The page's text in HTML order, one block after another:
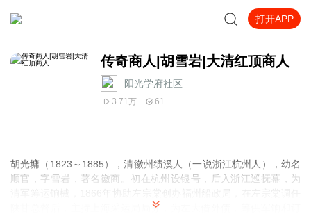
打开APP
传奇商人|胡雪岩|大清红顶商人
阳光学府社区
3.71万 61
胡光墉（1823～1885），清徽州绩溪人（一说浙江杭州人），幼名
顺官，字雪岩，著名徽商。初在杭州设银号，后入浙江巡抚幕，为
陕甘总督后，主持上海采运局局务，为左大借外债，筹供军饷和订